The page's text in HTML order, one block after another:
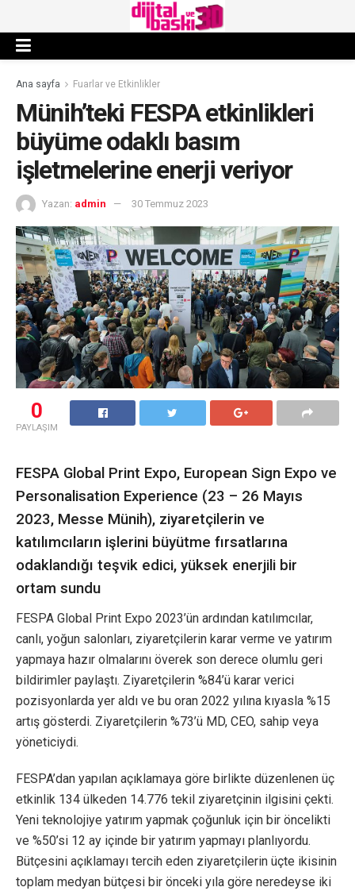
Ana sayfa Fuarlar ve Etkinlikler
Münih’teki FESPA etkinlikleri
büyüme odaklı basım
işletmelerine enerji veriyor
Yazan: admin 30 Temmuz 2023
0
PAYLAŞIM
FESPA Global Print Expo, European Sign Expo ve
Personalisation Experience (23 – 26 Mayıs
2023, Messe Münih), ziyaretçilerin ve
katılımcıların işlerini büyütme fırsatlarına
odaklandığı teşvik edici, yüksek enerjili bir
ortam sundu
FESPA Global Print Expo 2023’ün ardından katılımcılar,
canlı, yoğun salonları, ziyaretçilerin karar verme ve yatırım
yapmaya hazır olmalarını överek son derece olumlu geri
bildirimler paylaştı. Ziyaretçilerin %84’ü karar verici
pozisyonlarda yer aldı ve bu oran 2022 yılına kıyasla %15
artış gösterdi. Ziyaretçilerin %73’ü MD, CEO, sahip veya
yöneticiydi.
FESPA’dan yapılan açıklamaya göre birlikte düzenlenen üç
etkinlik 134 ülkeden 14.776 tekil ziyaretçinin ilgisini çekti.
Yeni teknolojiye yatırım yapmak çoğunluk için bir öncelikti
ve %50’si 12 ay içinde bir yatırım yapmayı planlıyordu.
Bütçesini açıklamayı tercih eden ziyaretçilerin üçte ikisinin
toplam medyan bütçesi bir önceki yıla göre neredeyse iki